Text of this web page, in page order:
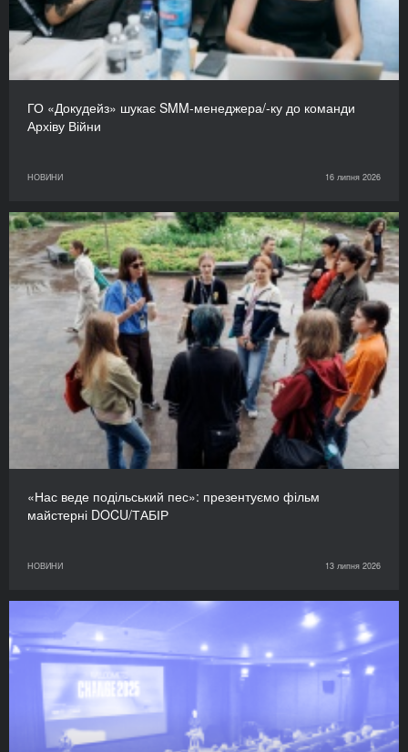
ГО «Докудейз» шукає SMM-менеджера/-ку до команди
Архіву Війни
НОВИНИ 16 липня 2026
«Нас веде подільський пес»: презентуємо фільм
майстерні DOCU/ТАБІР
НОВИНИ 13 липня 2026